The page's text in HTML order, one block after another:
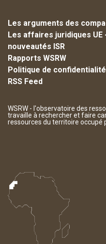
Les arguments des
Les affaires juridiques UE
nouveautés ISR
Rapports WSRW
Politique de confidentialité
RSS Feed
WSRW - l'observatoire des
travaille à rechercher et faire
ressources du territoire occupé